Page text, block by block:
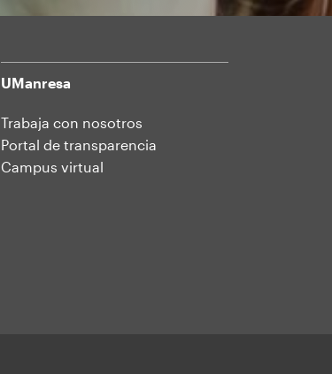
UManresa
Trabaja con nosotros
Portal de transparencia
Campus virtual